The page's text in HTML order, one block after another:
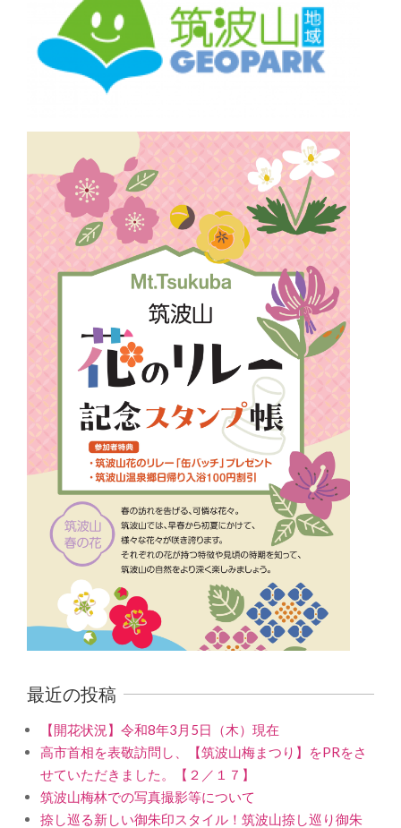
最近の投稿
【開花状況】令和8年3月5日（木）現在
高市首相を表敬訪問し、【筑波山梅まつり】をPRをさ
せていただきました。【２／１７】
筑波山梅林での写真撮影等について
捺し巡る新しい御朱印スタイル！筑波山捺し巡り御朱